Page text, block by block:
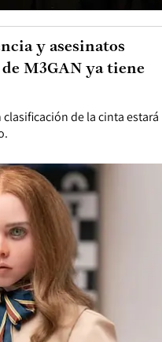
de la cinta estará
y asesinatos
M3GAN ya tiene